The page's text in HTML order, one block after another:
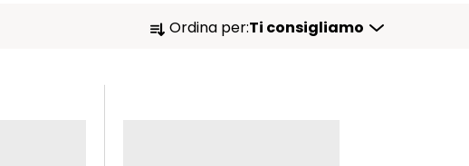
OOrdina per:Ti consigliamo